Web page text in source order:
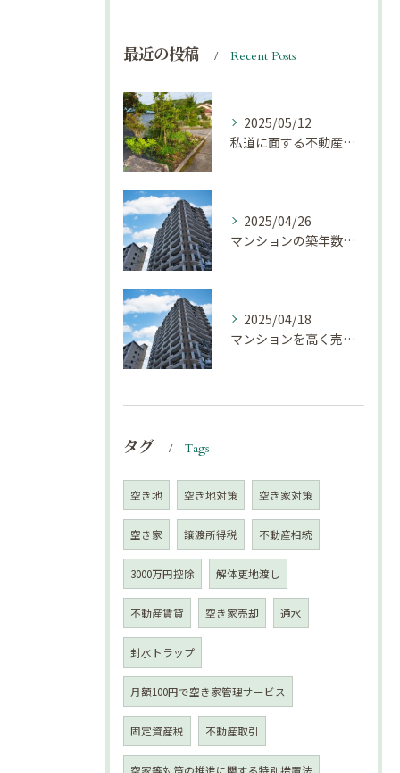
最近の投稿 Recent Posts
2025/05/12
私道に面する不動産は売却しにくい？｜不動産売却豆知識（第69回）
2025/04/26
マンションの築年数による資産価値の変化とは｜不動産売却豆知識（第68回）
2025/04/18
マンションを高く売却するための注意点！
タグ Tags
空き地 空き地対策 空き家対策
空き家 譲渡所得税 不動産相続
3000万円控除 解体更地渡し
不動産賃貸 空き家売却 通水
封水トラップ
月額100円で空き家管理サービス
固定資産税 不動産取引